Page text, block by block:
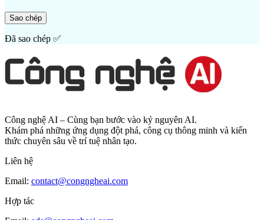
Sao chép
Đã sao chép ✅
Công nghệ AI – Cùng bạn bước vào kỷ nguyên AI.
Khám phá những ứng dụng đột phá, công cụ thông minh và kiến
thức chuyên sâu về trí tuệ nhân tạo.
Liên hệ
Email: contact@congngheai.com
Hợp tác